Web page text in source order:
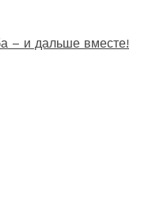
– и дальше вместе!